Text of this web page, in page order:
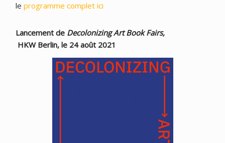
le programme complet ici
Lancement de Decolonizing Art Book Fairs,
HKW Berlin, le 24 août 2021